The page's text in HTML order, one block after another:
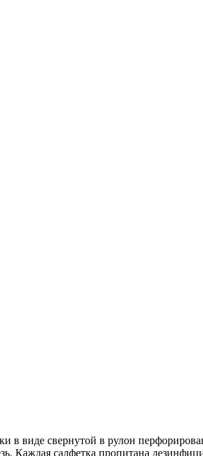
в виде свернутой в рулон
Каждая салфетка пропитана